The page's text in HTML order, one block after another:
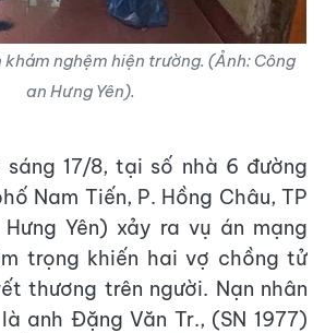
khám nghệm hiện trường. (Ảnh: Công
an Hưng Yên).
17/8, tại số nhà 6 đường
Nam Tiến, P. Hồng Châu, TP
Hưng Yên) xảy ra vụ án mạng
trọng khiến hai vợ chồng tử
thương trên người. Nạn nhân
anh Đặng Văn Tr., (SN 1977)